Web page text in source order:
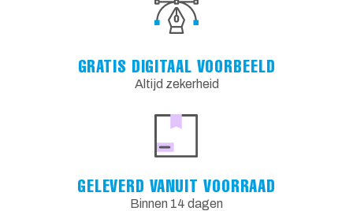
GRATIS DIGITAAL VOORBEELD
Altijd zekerheid
GELEVERD VANUIT VOORRAAD
Binnen 14 dagen